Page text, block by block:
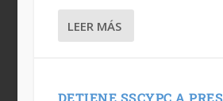
LEER MÁS
DETIENE SSCYPC A